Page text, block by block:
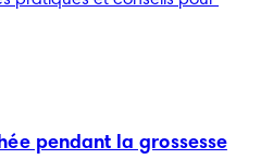
pendant la grossesse